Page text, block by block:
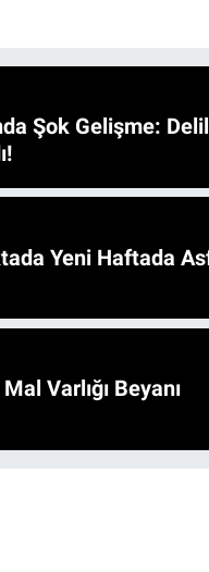
Şok Gelişme: Delil
Varlığı Beyanı